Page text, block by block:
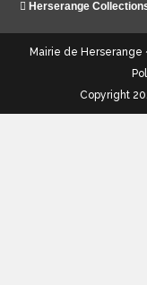
Herserange
Mairie de Herserange
Copyright